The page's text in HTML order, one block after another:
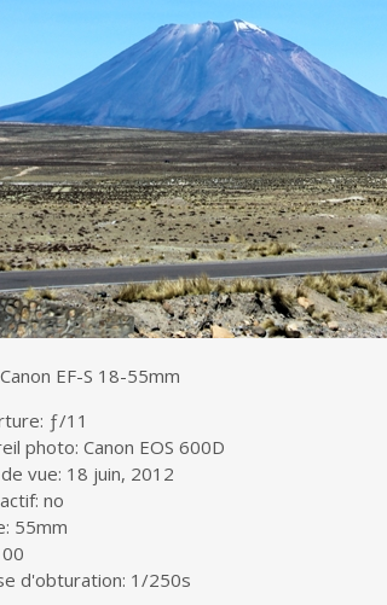
EF-S 18-55mm
ƒ/11
photo: Canon EOS 600D
vue: 18 juin, 2012
no
55mm
d'obturation: 1/250s